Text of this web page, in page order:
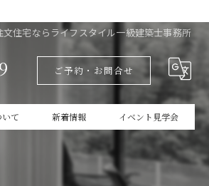
住宅ならライフスタイル一級建築士事務所
ご予約・お問合せ
て 新着情報
家づくりの本掲載
イベント見学会